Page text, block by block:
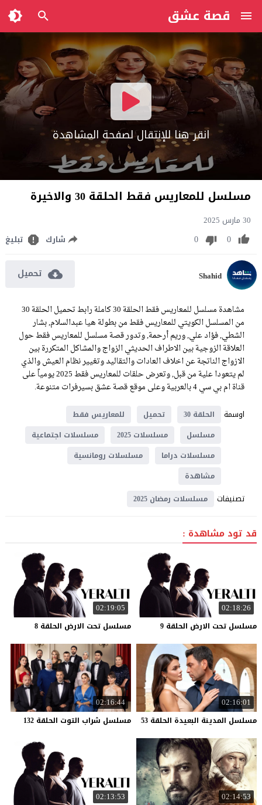
قصة عشق
انقر هنا للإنتقال لصفحة المشاهدة
مسلسل للمعاريس فقط الحلقة 30 والاخيرة
30 مارس 2025
0
0 شارك تبليغ
Shahid تحميل
مشاهدة مسلسل للمعاريس فقط الحلقة 30 كاملة رابط تحميل الحلقة 30
من المسلسل الكويتي للمعاريس فقط من بطولة هيا عبدالسلام, بشار
الشطي, فؤاد علي, وريم أرحمة, وتدور قصة مسلسل للمعاريس فقط حول
العلاقة الزوجية بين الاطراف الحديثي الزواج والمشاكل المتكررة بين
الازواج الناتجة عن اخلاف العادات والتقاليد وتغيير نظام العيش والذي
لم يتعودا علية من قبل, وتعرض حلقات للمعاريس فقط 2025 يومياً على
قناة ام بي سي 4 بالعربية وعلى موقع قصة عشق بسيرفرات متنوعة.
اوسمة
الحلقة 30 تحميل
للمعاريس فقط
مسلسل
مسلسلات 2025
مسلسلات اجتماعية
مسلسلات دراما
مسلسلات رومانسية
مشاهدة
تصنيفات مسلسلات رمضان 2025
قد تود مشاهدة :
02:18:26
مسلسل تحت الارض الحلقة 9
02:19:05
مسلسل تحت الارض الحلقة 8
02:16:01
مسلسل المدينة البعيدة الحلقة 53
02:16:44
مسلسل شراب التوت الحلقة 132
02:14:53
02:13:53